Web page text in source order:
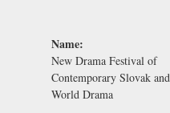
Name:
New Drama Festival of
Contemporary Slovak and
World Drama